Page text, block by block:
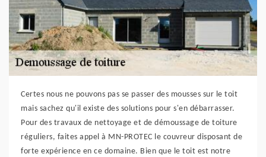
Certes nous ne pouvons pas se passer des mousses sur le toit
mais sachez qu'il existe des solutions pour s'en débarrasser.
Pour des travaux de nettoyage et de démoussage de toiture
réguliers, faites appel à MN-PROTEC le couvreur disposant de
forte expérience en ce domaine. Bien que le toit est notre